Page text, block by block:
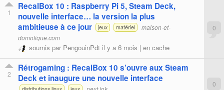
1
RecalBox 10 : Raspberry Pi 5, Steam Deck,
nouvelle interface… la version la plus
ambitieuse à ce jour
jeux matériel
maison-et-
domotique.com
soumis par PengouinPdt il y a 6 mois | en cache
0
2
Rétrogaming : RecalBox 10 s’ouvre aux Steam
Deck et inaugure une nouvelle interface
0